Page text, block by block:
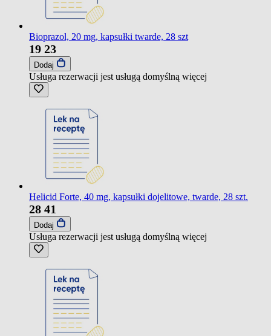
Bioprazol, 20 mg, kapsułki twarde, 28 szt
19 23
Dodaj
Usługa rezerwacji jest usługą domyślną więcej
Helicid Forte, 40 mg, kapsułki dojelitowe, twarde, 28 szt.
28 41
Dodaj
Usługa rezerwacji jest usługą domyślną więcej